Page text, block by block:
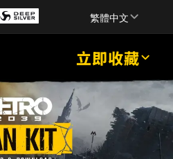
繁體中文
立即收藏